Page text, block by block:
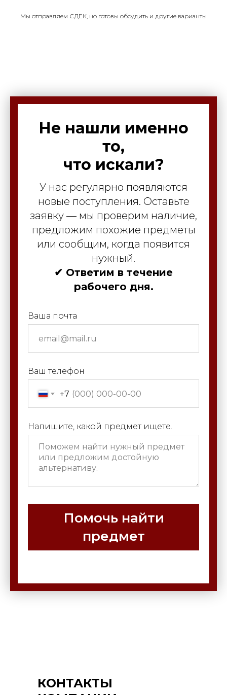
Мы отправляем СДЕК, но готовы обсудить и другие варианты
Не нашли именно
то,
что искали?
У нас регулярно появляются
новые поступления. Оставьте
заявку — мы проверим наличие,
предложим похожие предметы
или сообщим, когда появится
нужный.
✔ Ответим в течение
рабочего дня.
Ваша почта
Ваш телефон
+7
Напишите, какой предмет ищете.
Помочь найти
предмет
КОНТАКТЫ